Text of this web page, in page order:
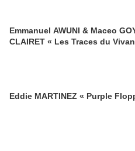
Emmanuel AWUNI & Maceo
CLAIRET « Les Traces du
Eddie MARTINEZ « Purple